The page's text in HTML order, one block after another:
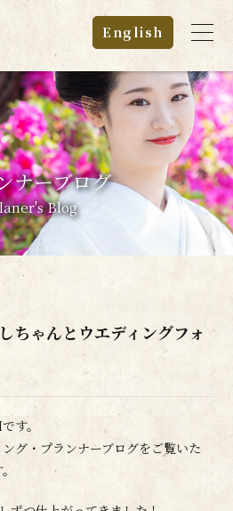
English
ナーブログ
Blog
ちゃんとウエディングフォ
す。
グ・プランナーブログをご覧いた